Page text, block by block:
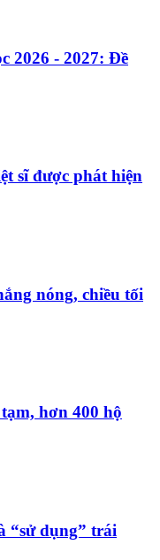
2026 - 2027: Đề
sĩ được phát hiện
nóng, chiều tối
hơn 400 hộ
“sử dụng” trái